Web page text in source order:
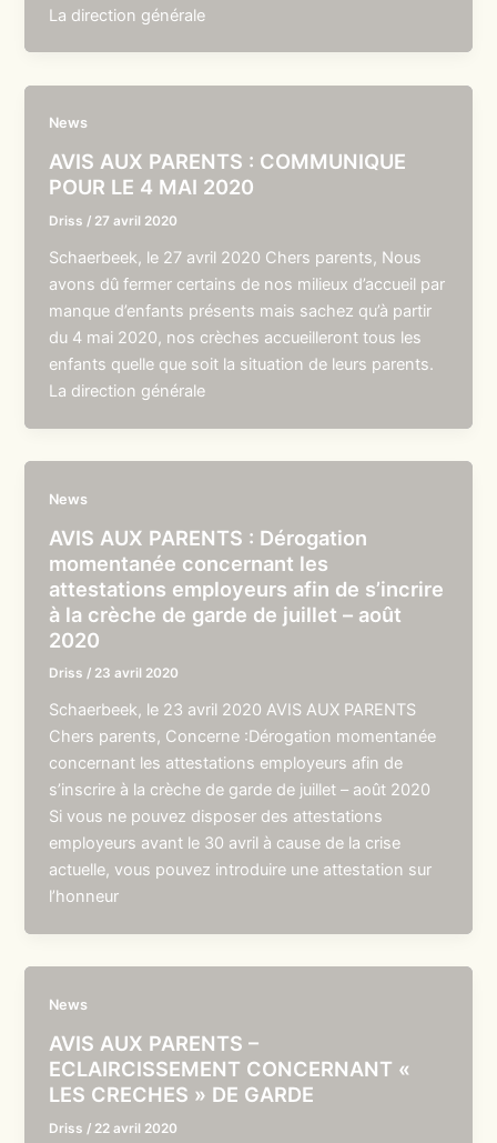
La direction générale
News
AVIS AUX PARENTS : COMMUNIQUE
POUR LE 4 MAI 2020
Driss / 27 avril 2020
Schaerbeek, le 27 avril 2020 Chers parents, Nous
avons dû fermer certains de nos milieux d’accueil par
manque d’enfants présents mais sachez qu’à partir
du 4 mai 2020, nos crèches accueilleront tous les
enfants quelle que soit la situation de leurs parents.
La direction générale
News
AVIS AUX PARENTS : Dérogation
momentanée concernant les
attestations employeurs afin de s’incrire
à la crèche de garde de juillet – août
2020
Driss / 23 avril 2020
Schaerbeek, le 23 avril 2020 AVIS AUX PARENTS
Chers parents, Concerne :Dérogation momentanée
concernant les attestations employeurs afin de
s’inscrire à la crèche de garde de juillet – août 2020
Si vous ne pouvez disposer des attestations
employeurs avant le 30 avril à cause de la crise
actuelle, vous pouvez introduire une attestation sur
l’honneur
News
AVIS AUX PARENTS –
ECLAIRCISSEMENT CONCERNANT «
LES CRECHES » DE GARDE
Driss / 22 avril 2020